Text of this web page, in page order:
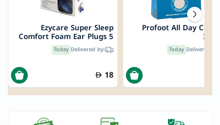
Ezycare Super Sleep
Comfort Foam Ear Plugs 5
Pairs 10264
Delivered by
Today
18
Profoot All Day
Delivered by
Today